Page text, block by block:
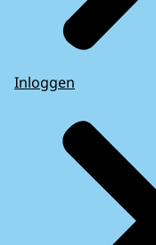
Inloggen